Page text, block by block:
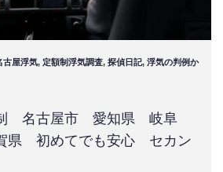
古屋浮気, 定額制浮気調査, 探偵日記, 浮気の判例か
名古屋市 愛知県 岐阜
初めてでも安心 セカン